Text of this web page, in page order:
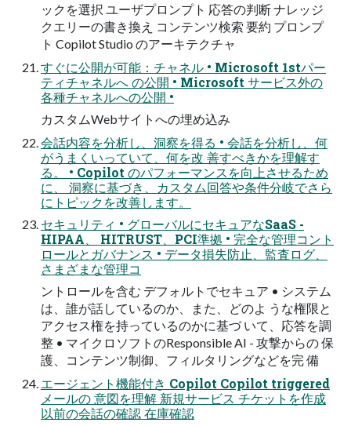
ックを選択 ユーザプロンプト 応答の判断 ナレッジ
クエリーの書き換え コンテンツ検索 要約 プロンプ
ト Copilot Studio のアーキテクチャ
すぐに公開が可能：チャネル • Microsoft 1stパー
ティチャネルへ の公開 • Microsoft サービス外の
各種チャネルへの公開 •
カスタムWebサイトへの埋め込み
会話内容を分析し、洞察を得る • 会話を分析し、何
がうまくいっていて、何を改 善すべきかを理解す
る。 • Copilot のパフォーマンスを向上させるため
に、 洞察に基づき、カスタム回答や条件分岐でさら
にトピックを改善します。
セキュリティ • グローバルにセキュアなSaaS -
HIPAA、 HITRUST、PCI準拠 • 完全な管理コント
ロールとガバナンス • データ損失防止、監査ログ、
さまざまな管理コ
ントロールを含む デフォルトでセキュア • システム
は、誰が話しているのか、また、どのよ うな権限と
アクセス権を持っているのかに基づ いて、応答を調
整 • マイクロソフトのResponsible AI - 攻撃からの 保
護、コンテンツ制御、フィルタリングなどを完 備
エージェント機能付き Copilot Copilot triggered
メールの 意図を理解 新規サービス チケットを作成
以前の会話の確認 在庫確認